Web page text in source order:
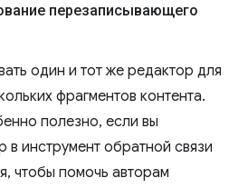
перезаписывающего
один и тот же редактор для
фрагментов контента.
полезно, если вы
в инструмент обратной связи
чтобы помочь авторам